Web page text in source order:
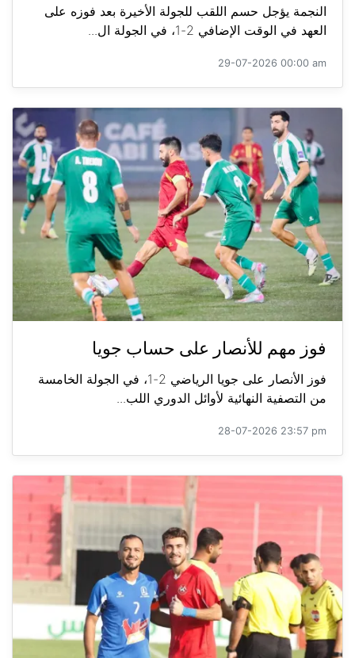
النجمة يؤجل حسم اللقب للجولة الأخيرة بعد فوزه على
العهد في الوقت الإضافي 2-1، في الجولة ال...
29-07-2026 00:00 am
فوز مهم للأنصار على حساب جويا
فوز الأنصار على جويا الرياضي 2-1، في الجولة الخامسة
من التصفية النهائية لأوائل الدوري اللب...
28-07-2026 23:57 pm